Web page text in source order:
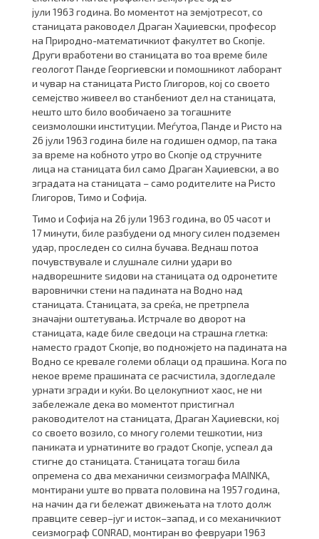
јули 1963 година. Во моментот на земјотресот, со
станицата раководел Драган Хаџиевски, професор
на Природно-математичкиот факултет во Скопје.
Други вработени во станицата во тоа време биле
геологот Панде Георгиевски и помошникот лаборант
и чувар на станицата Ристо Глигоров, кој со своето
семејство живеел во станбениот дел на станицата,
нешто што било вообичаено за тогашните
сеизмолошки институции. Меѓутоа, Панде и Ристо на
26 јули 1963 година биле на годишен одмор, па така
за време на кобното утро во Скопје од стручните
лица на станицата бил само Драган Хаџиевски, а во
зградата на станицата – само родителите на Ристо
Глигоров, Тимо и Софија.
Тимо и Софија на 26 јули 1963 година, во 05 часот и
17 минути, биле разбудени од многу силен подземен
удар, проследен со силна бучава. Веднаш потоа
почувствувале и слушнале силни удари во
надворешните ѕидови на станицата од одронетите
варовнички стени на падината на Водно над
станицата. Станицата, за среќа, не претрпела
значајни оштетувања. Истрчале во дворот на
станицата, каде биле сведоци на страшна глетка:
наместо градот Скопје, во подножјето на падината на
Водно се кревале големи облаци од прашина. Кога по
некое време прашината се расчистила, здогледале
урнати згради и куќи. Во целокупниот хаос, не ни
забележале дека во моментот пристигнал
раководителот на станицата, Драган Хаџиевски, кој
со своето возило, со многу големи тешкотии, низ
паниката и урнатините во градот Скопје, успеал да
стигне до станицата. Станицата тогаш била
опремена со два механички сеизмографа MAINKA,
монтирани уште во првата половина на 1957 година,
на начин да ги бележат движењата на тлото долж
правците север–југ и исток–запад, и со механичкиот
сеизмограф CONRAD, монтиран во февруари 1963